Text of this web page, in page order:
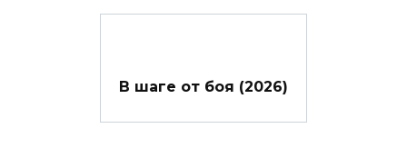
В шаге от боя (2026)